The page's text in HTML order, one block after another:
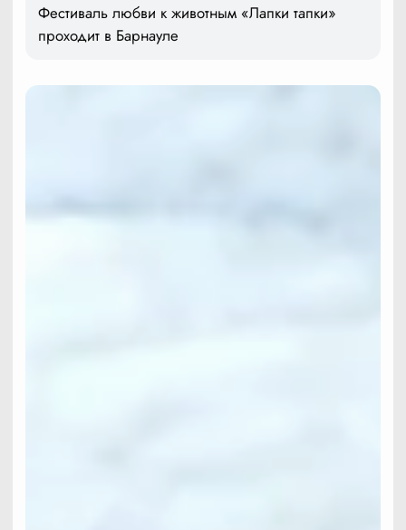
Фестиваль любви к животным «Лапки тапки»
проходит в Барнауле